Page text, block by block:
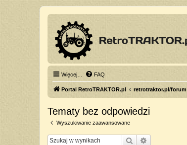
Więcej… FAQ
Portal RetroTRAKTOR.pl retrotraktor.pl/forum
Tematy bez odpowiedzi
Wyszukiwanie zaawansowane
Szukaj